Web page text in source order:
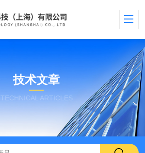
技术文章
TECHNICAL ARTICLES